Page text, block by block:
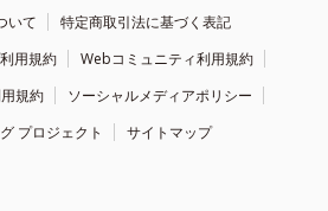
いて
特定商取引法に基づく表記
用規約
Webコミュニティ利用規約
規約
ソーシャルメディアポリシー
プロジェクト
サイトマップ